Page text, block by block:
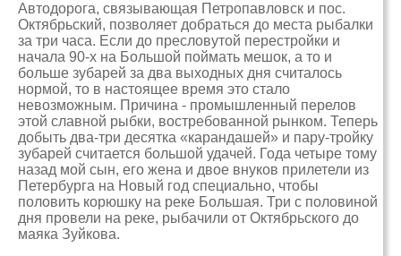
Автодорога, связывающая Петропавловск и пос.
Октябрьский, позволяет добраться до места рыбалки
за три часа. Если до пресловутой перестройки и
начала 90-х на Большой поймать мешок, а то и
больше зубарей за два выходных дня считалось
нормой, то в настоящее время это стало
невозможным. Причина - промышленный перелов
этой славной рыбки, востребованной рынком. Теперь
добыть два-три десятка «карандашей» и пару-тройку
зубарей считается большой удачей. Года четыре тому
назад мой сын, его жена и двое внуков прилетели из
Петербурга на Новый год специально, чтобы
половить корюшку на реке Большая. Три с половиной
дня провели на реке, рыбачили от Октябрьского до
маяка Зуйкова.